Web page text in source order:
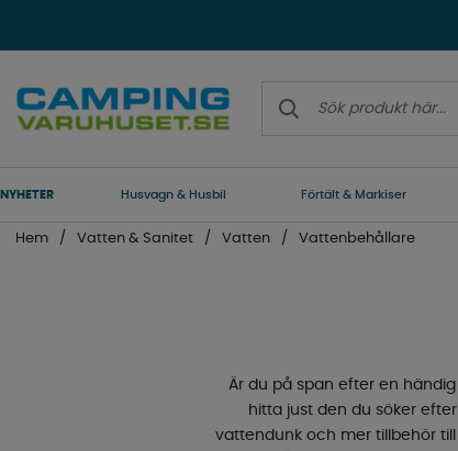
NYHETER Husvagn & Husbil Förtält & Markiser
Hem Vatten & Sanitet Vatten Vattenbehållare
Är du på span efter en
hitta just den du söker
vattendunk och mer tillbehör